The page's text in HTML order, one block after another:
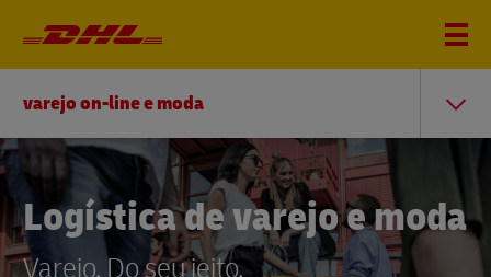
varejo on-line e moda
Logística de varejo e moda
Varejo. Do seu jeito.